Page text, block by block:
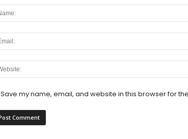
Save my name, email, and website in this browser for